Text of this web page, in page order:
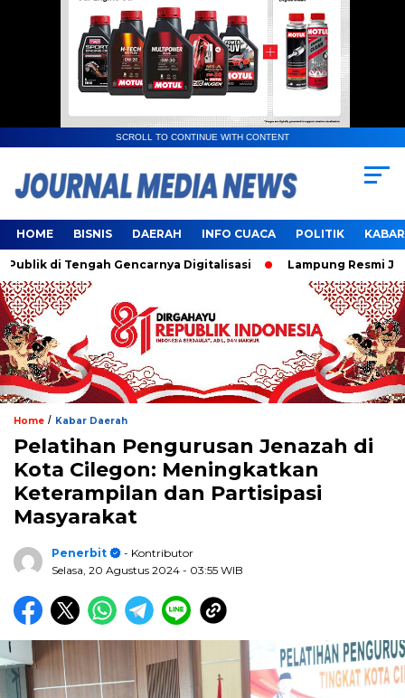
SCROLL TO CONTINUE WITH CONTENT
HOME BISNIS DAERAH INFO CUACA POLITIK
di Tengah Gencarnya Digitalisasi Lampung Resmi Jadi
Home / Kabar Daerah
Pelatihan Pengurusan Jenazah di
Kota Cilegon: Meningkatkan
Keterampilan dan Partisipasi
Masyarakat
Penerbit
- Kontributor
Selasa, 20 Agustus 2024 - 03:55 WIB